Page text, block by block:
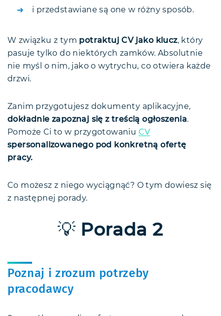
i przedstawiane są one w różny sposób.
W związku z tym potraktuj CV jako klucz, który
pasuje tylko do niektórych zamków. Absolutnie
nie myśl o nim, jako o wytrychu, co otwiera każde
drzwi.
Zanim przygotujesz dokumenty aplikacyjne,
dokładnie zapoznaj się z treścią ogłoszenia.
Pomoże Ci to w przygotowaniu CV
spersonalizowanego pod konkretną ofertę
pracy.
Co możesz z niego wyciągnąć? O tym dowiesz się
z następnej porady.
💡 Porada 2
Poznaj i zrozum potrzeby
pracodawcy